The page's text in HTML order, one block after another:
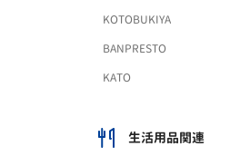
KOTOBUKIYA
BANPRESTO
KATO
生活用品関連